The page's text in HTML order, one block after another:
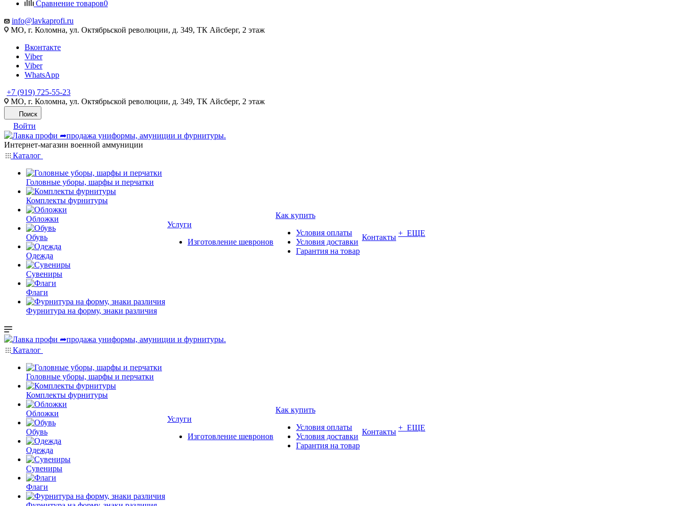
Сравнение товаров0
info@lavkaprofi.ru
МО, г. Коломна, ул. Октябрьской революции, д. 349, ТК Айсберг, 2 этаж
Вконтакте
Viber
Viber
WhatsApp
+7 (919) 725-55-23
МО, г. Коломна, ул. Октябрьской революции, д. 349, ТК Айсберг, 2 этаж
Поиск
Войти
Интернет-магазин военной аммуниции
Каталог
Головные уборы, шарфы и перчатки
Комплекты фурнитуры
Обложки
Обувь
Одежда
Сувениры
Флаги
Фурнитура на форму, знаки различия
Услуги
Изготовление шевронов
Как купить
Условия оплаты
Условия доставки
Гарантия на товар
Контакты + ЕЩЕ
Каталог
Головные уборы, шарфы и перчатки
Комплекты фурнитуры
Обложки
Обувь
Одежда
Сувениры
Флаги
Услуги
Изготовление шевронов
Как купить
Условия оплаты
Условия доставки
Гарантия на товар
Контакты + ЕЩЕ